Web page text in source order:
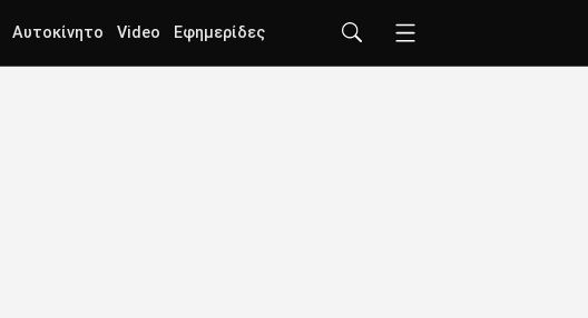
Αυτοκίνητο Video Εφημερίδες